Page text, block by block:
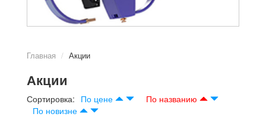
Главная Акции
Акции
Сортировка: По цене
По названию
По новизне